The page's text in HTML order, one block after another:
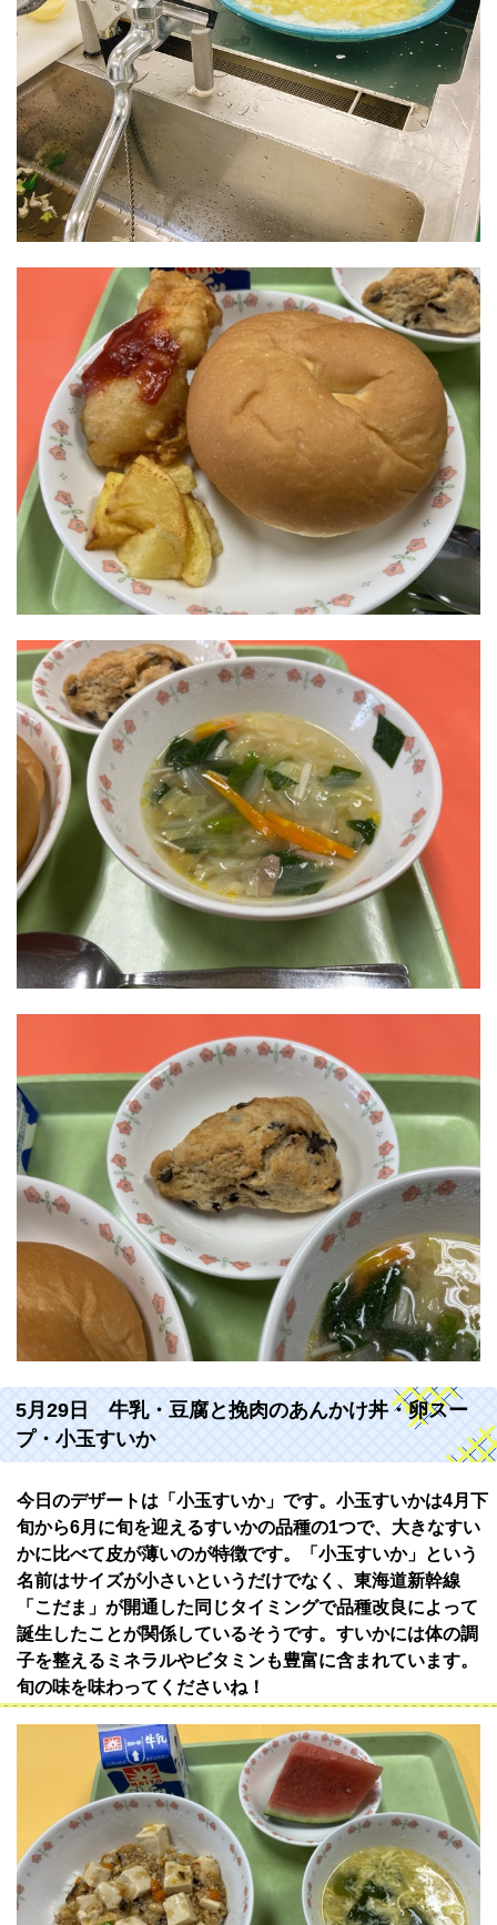
5月29日 牛乳・豆腐と挽肉のあんかけ丼・卵スー
プ・小玉すいか
今日のデザートは「小玉すいか」です。小玉すいかは4月下
旬から6月に旬を迎えるすいかの品種の1つで、大きなすい
かに比べて皮が薄いのが特徴です。「小玉すいか」という
名前はサイズが小さいというだけでなく、東海道新幹線
「こだま」が開通した同じタイミングで品種改良によって
誕生したことが関係しているそうです。すいかには体の調
子を整えるミネラルやビタミンも豊富に含まれています。
旬の味を味わってくださいね！